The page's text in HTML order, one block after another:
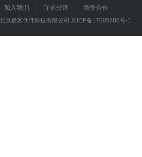
加入我们 寻求报道
商务合作
京极客伙伴科技有限公司 京ICP备17005886号-1